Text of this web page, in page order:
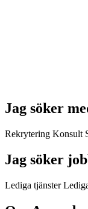
Jag söker
Rekrytering Konsult
Jag söker
Lediga tjänster